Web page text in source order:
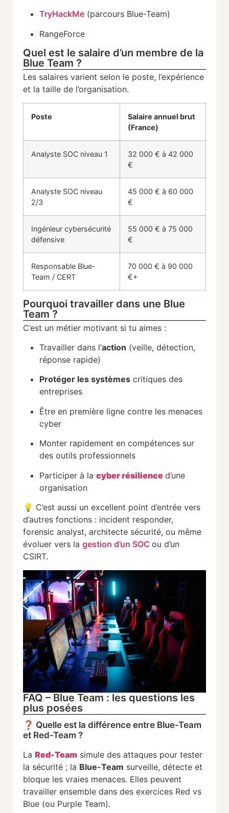
TryHackMe (parcours Blue-Team)
RangeForce
Quel est le salaire d’un membre de la
Blue Team ?
Les salaires varient selon le poste, l’expérience
et la taille de l’organisation.
Poste Salaire annuel brut
(France)
Analyste SOC niveau 1 32 000 € à 42 000
€
Analyste SOC niveau
2/3
45 000 € à 60 000
€
Ingénieur cybersécurité
défensive
55 000 € à 75 000
€
Responsable Blue-
Team / CERT
70 000 € à 90 000
€+
Pourquoi travailler dans une Blue
Team ?
C’est un métier motivant si tu aimes :
Travailler dans l’action (veille, détection,
réponse rapide)
Protéger les systèmes critiques des
entreprises
Être en première ligne contre les menaces
cyber
Monter rapidement en compétences sur
des outils professionnels
Participer à la cyberrésilience d’une
organisation
💡 C’est aussi un excellent point d’entrée vers
d’autres fonctions : incident responder,
forensic analyst, architecte sécurité, ou même
évoluer vers la gestion d’un SOC ou d’un
CSIRT.
FAQ – Blue Team : les questions les
plus posées
❓ Quelle est la différence entre Blue-Team
et Red-Team ?
La Red-Team simule des attaques pour tester
la sécurité ; la Blue-Team surveille, détecte et
bloque les vraies menaces. Elles peuvent
travailler ensemble dans des exercices Red vs
Blue (ou Purple Team).